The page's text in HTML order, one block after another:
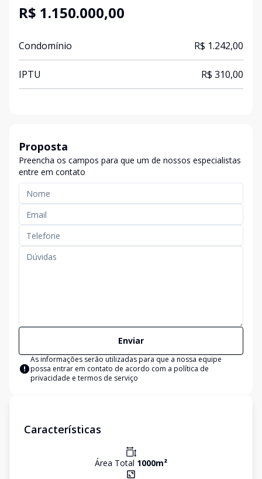
R$ 1.150.000,00
Condomínio R$ 1.242,00
IPTU R$ 310,00
Proposta
Preencha os campos para que um de nossos especialistas
entre em contato
Enviar
As informações serão utilizadas para que a nossa equipe
possa entrar em contato de acordo com a política de
privacidade e termos de serviço
Características
Área Total 1000m²